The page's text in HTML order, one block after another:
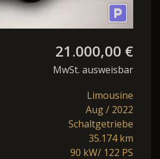
21.000,00 €
MwSt. ausweisbar
Limousine
Aug / 2022
Schaltgetriebe
35.174 km
90 kW/ 122 PS